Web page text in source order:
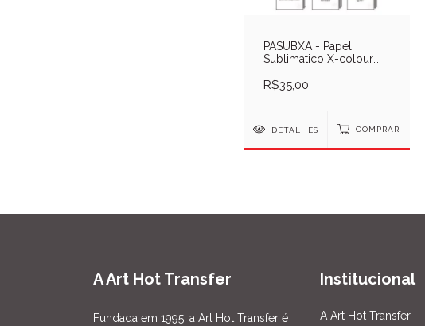
PASUBXA - Papel
Sublimatico X-colour
R$35,00
DETALHES COMPRAR
A Art Hot Transfer
Fundada em 1995, a Art Hot Transfer é
Institucional
A Art Hot Transfer